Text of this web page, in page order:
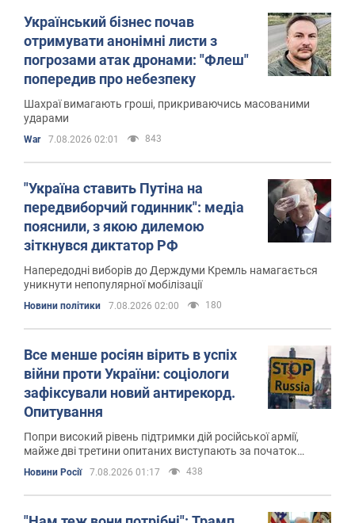
Український бізнес почав
отримувати анонімні листи з
погрозами атак дронами: "Флеш"
попередив про небезпеку
Шахраї вимагають гроші, прикриваючись масованими
ударами
War 7.08.2026 02:01 843
"Україна ставить Путіна на
передвиборчий годинник": медіа
пояснили, з якою дилемою
зіткнувся диктатор РФ
Напередодні виборів до Держдуми Кремль намагається
уникнути непопулярної мобілізації
Новини політики 7.08.2026 02:00 180
Все менше росіян вірить в успіх
війни проти України: соціологи
зафіксували новий антирекорд.
Опитування
Попри високий рівень підтримки дій російської армії,
майже дві третини опитаних виступають за початок
мирних переговорів
Новини Росії 7.08.2026 01:17 438